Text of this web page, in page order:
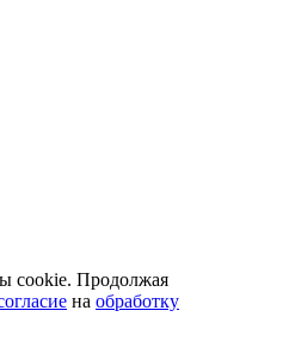
cookie. Продолжая
на обработку